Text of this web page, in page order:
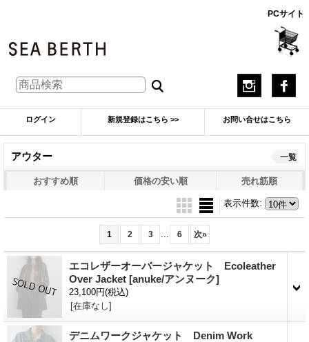
PCサイト
ログイン 新規登録はこちら >> お問い合せはこちら
アウター 一覧
おすすめ順 価格の安い順 売れ筋順
表示件数:
1 2 3 ... 6 次»
エコレザーオーバージャケット Ecoleather
Over Jacket [anuke/アンヌーク]
23,100円(税込)
[在庫なし]
デニムワークジャケット Denim Work